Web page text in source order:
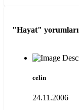
"Hayat" yorumları
celin
24.11.2006